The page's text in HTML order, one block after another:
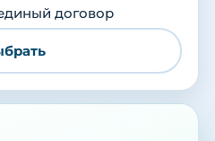
договор